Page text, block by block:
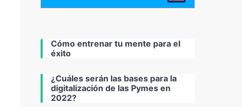
Cómo entrenar tu mente para el
éxito
¿Cuáles serán las bases para la
digitalización de las Pymes en
2022?